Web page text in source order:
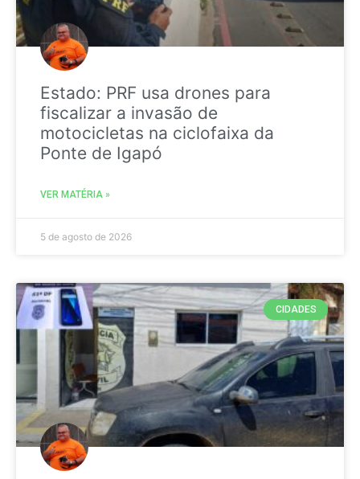
Estado: PRF usa drones para
fiscalizar a invasão de
motocicletas na ciclofaixa da
Ponte de Igapó
VER MATÉRIA »
5 de agosto de 2026
CIDADES